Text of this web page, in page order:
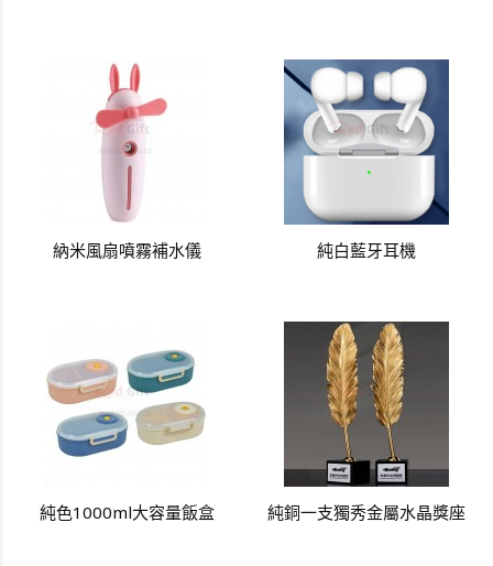
納米風扇噴霧補水儀 純白藍牙耳機
純色1000ml大容量飯盒 純銅一支獨秀金屬水晶獎座